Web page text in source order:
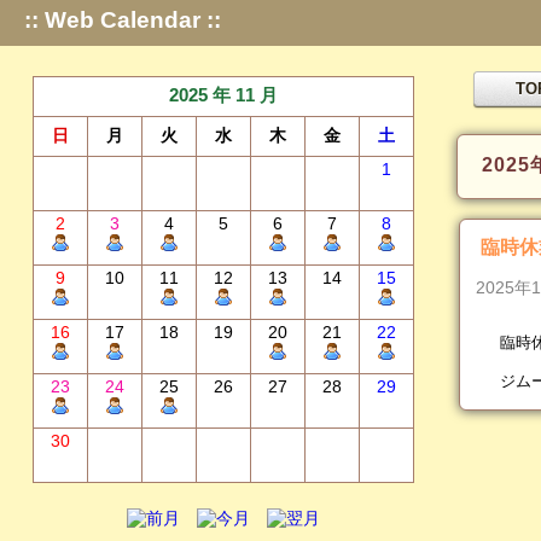
:: Web Calendar ::
2025 年 11 月
日 月 火 水 木 金
土
1
2 3 4 5 6 7 8
9 10 11 12 13 14 15
16 17 18 19 20 21 22
23 24 25 26 27 28 29
30
2025
臨時
2025年
臨
ジム